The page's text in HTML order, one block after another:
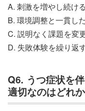
A. 刺激を増やし続ける
B. 環境調整と一貫し
C. 説明なく課題を変
D. 失敗体験を繰り返
Q6. うつ症状を
適切なのはどれか